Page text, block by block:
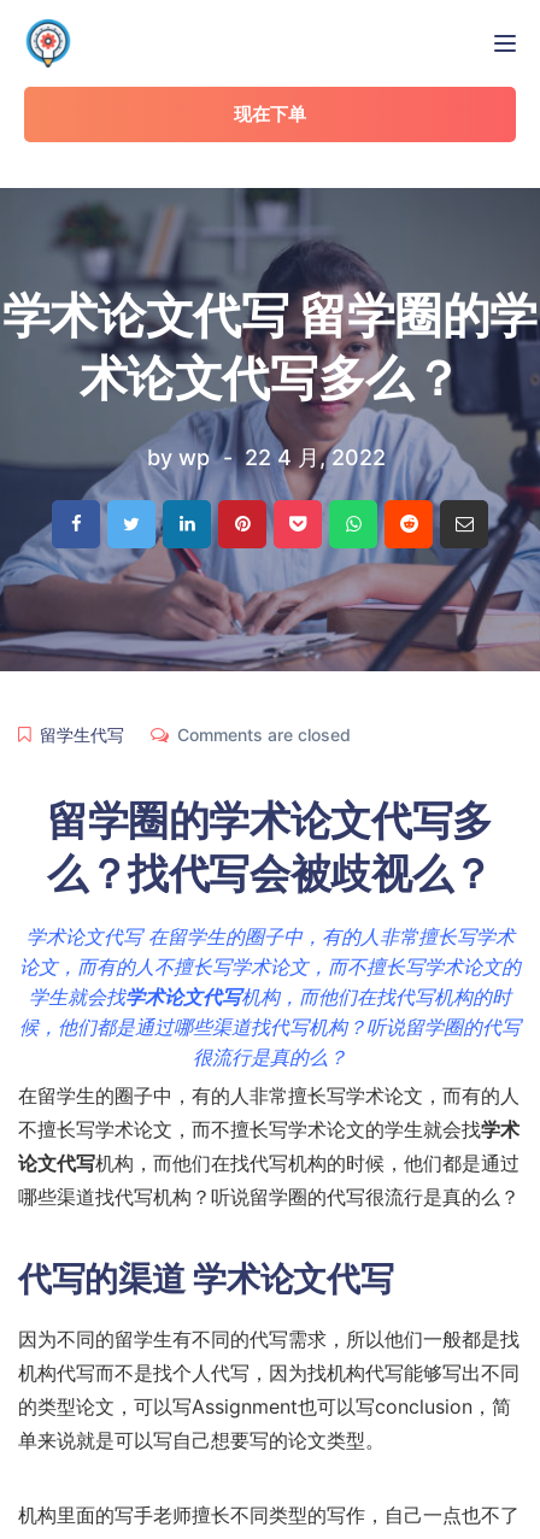
现在下单
学术论文代写 留学圈的学
术论文代写多么？
by wp 22 4 月, 2022
留学生代写 Comments are closed
留学圈的学术论文代写多
么 ？找代写会被歧视么 ？
学术论文代写 在留学生的圈子中，有的人非常擅长写学术
论文，而有的人不擅长写学术论文，而不擅长写学术论文的
学生就会找学术论文代写机构，而他们在找代写机构的时
候，他们都是通过哪些渠道找代写机构？听说留学圈的代写
很流行是真的么？
在留学生的圈子中，有的人非常擅长写学术论文，而有的人
不擅长写学术论文，而不擅长写学术论文的学生就会找学术
论文代写机构，而他们在找代写机构的时候，他们都是通过
哪些渠道找代写机构？听说留学圈的代写很流行是真的么？
代写的渠道学术论文代写
因为不同的留学生有不同的代写需求，所以他们一般都是找
机构代写而不是找个人代写，因为找机构代写能够写出不同
的类型论文，可以写Assignment也可以写conclusion，简
单来说就是可以写自己想要写的论文类型。
机构里面的写手老师擅长不同类型的写作，自己一点也不了